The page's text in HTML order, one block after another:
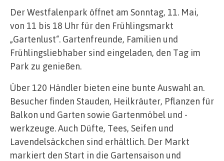
Der Westfalenpark öffnet am Sonntag, 11. Mai,
von 11 bis 18 Uhr für den Frühlingsmarkt
„Gartenlust“. Gartenfreunde, Familien und
Frühlingsliebhaber sind eingeladen, den Tag im
Park zu genießen.
Über 120 Händler bieten eine bunte Auswahl an.
Besucher finden Stauden, Heilkräuter, Pflanzen für
Balkon und Garten sowie Gartenmöbel und -
werkzeuge. Auch Düfte, Tees, Seifen und
Lavendelsäckchen sind erhältlich. Der Markt
markiert den Start in die Gartensaison und